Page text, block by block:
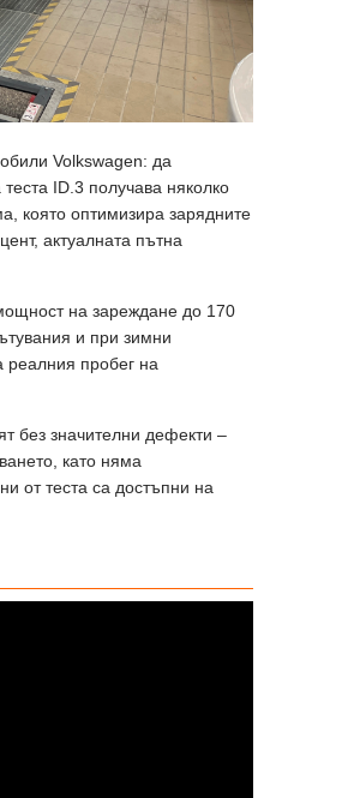
Volkswagen: да
ID.3 получава няколко
която оптимизира зарядните
актуалната пътна
на зареждане до 170
и при зимни
реалния пробег на
без значителни дефекти –
като няма
от теста са достъпни на